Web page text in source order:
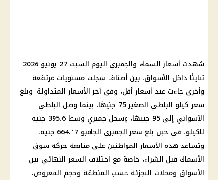
شهدت أسعار السمك والجمبري اليوم
السبت 27 يونيو 2026
تباينًا داخل الأسواق، بين أصناف سجلت مستويات مرتفعة
وأخرى جاءت عند أسعار أقل، وفق آخر الأسعار المتداولة. وبلغ
سعر كيلو البلطي
الصغير 75 جنيهًا، بينما وصل البلطي
الأسواني إلى 95 جنيهًا، وسجل جمبري وسط 395.6 جنيه
للكيلو، في حين بلغ سعر الجمبري الجامبو 664.17 جنيه.
وتساعد هذه الأسعار المواطنين على متابعة حركة سوق
الأسماك قبل الشراء، خاصة مع اختلاف السعر النهائي بين
الأسواق ومحلات التجزئة حسب المنطقة وحجم المعروض.